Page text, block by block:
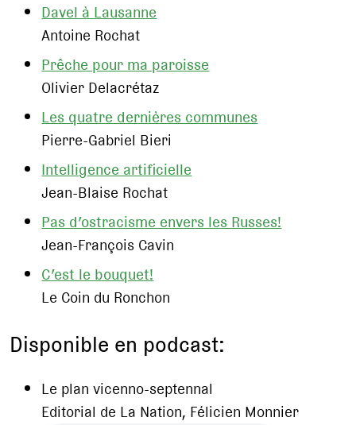
Davel à Lausanne
Antoine Rochat
Prêche pour ma paroisse
Olivier Delacrétaz
Les quatre dernières communes
Pierre-Gabriel Bieri
Intelligence artificielle
Jean-Blaise Rochat
Pas d’ostracisme envers les Russes!
Jean-François Cavin
C’est le bouquet!
Le Coin du Ronchon
Disponible en podcast:
Le plan vicenno-septennal
Editorial de La Nation, Félicien Monnier